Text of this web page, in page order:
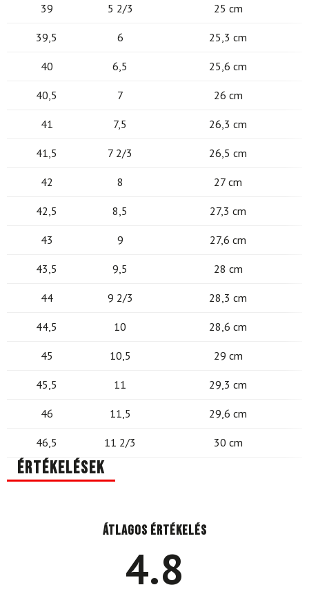
39 5 2/3 25 cm
39,5 6 25,3 cm
40 6,5 25,6 cm
40,5 7 26 cm
41 7,5 26,3 cm
41,5 7 2/3 26,5 cm
42 8 27 cm
42,5 8,5 27,3 cm
43 9 27,6 cm
43,5 9,5 28 cm
44 9 2/3 28,3 cm
44,5 10 28,6 cm
45 10,5 29 cm
45,5 11 29,3 cm
46 11,5 29,6 cm
46,5 11 2/3 30 cm
Értékelések
Átlagos értékelés
4.8